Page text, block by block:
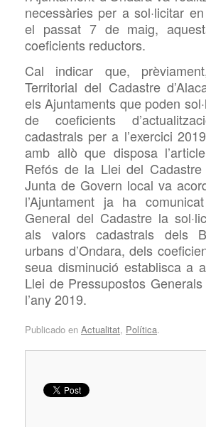
necessàries per a sol·licitar
el passat 7 de maig,
coeficients reductors.
Cal indicar que,
Territorial del Cadastre
els Ajuntaments que poden
de coeficients
cadastrals per a l’exercici
amb allò que disposa
Refós de la Llei del
Junta de Govern local va
l’Ajuntament ja ha
General del Cadastre la
als valors cadastrals dels
urbans d’Ondara, dels
seua disminució establisca a
Llei de Pressupostos Generals
l’any 2019.
Publicado en Actualitat, Política.